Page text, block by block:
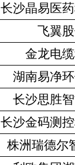
长沙晶易医
飞翼
金龙电
湖南易净
长沙思胜
长沙金码测
株洲瑞德尔